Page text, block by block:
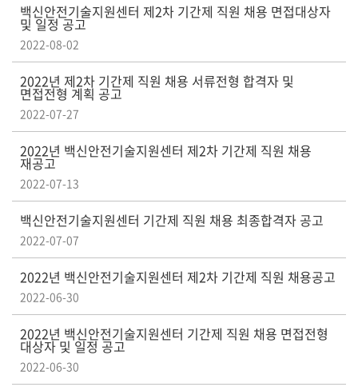
백신안전기술지원센터 제2차 기간제 직원 채용 면접대상자
및 일정 공고
2022-08-02
2022년 제2차 기간제 직원 채용 서류전형 합격자 및
면접전형 계획 공고
2022-07-27
2022년 백신안전기술지원센터 제2차 기간제 직원 채용
재공고
2022-07-13
백신안전기술지원센터 기간제 직원 채용 최종합격자 공고
2022-07-07
2022년 백신안전기술지원센터 제2차 기간제 직원 채용공고
2022-06-30
2022년 백신안전기술지원센터 기간제 직원 채용 면접전형
대상자 및 일정 공고
2022-06-30